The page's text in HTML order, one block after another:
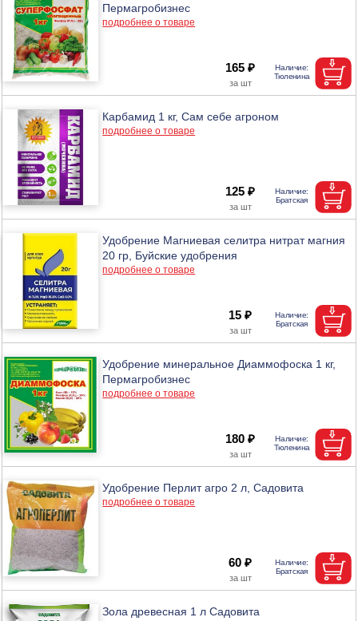
Пермагробизнес
подробнее о товаре
165 ₽
Карбамид 1 кг, Сам себе агроном
подробнее о товаре
125 ₽
Удобрение Магниевая селитра нитрат магния
20 гр, Буйские удобрения
подробнее о товаре
15 ₽
Удобрение минеральное Диаммофоска 1 кг,
Пермагробизнес
подробнее о товаре
180 ₽
Удобрение Перлит агро 2 л, Садовита
подробнее о товаре
60 ₽
Зола древесная 1 л Садовита